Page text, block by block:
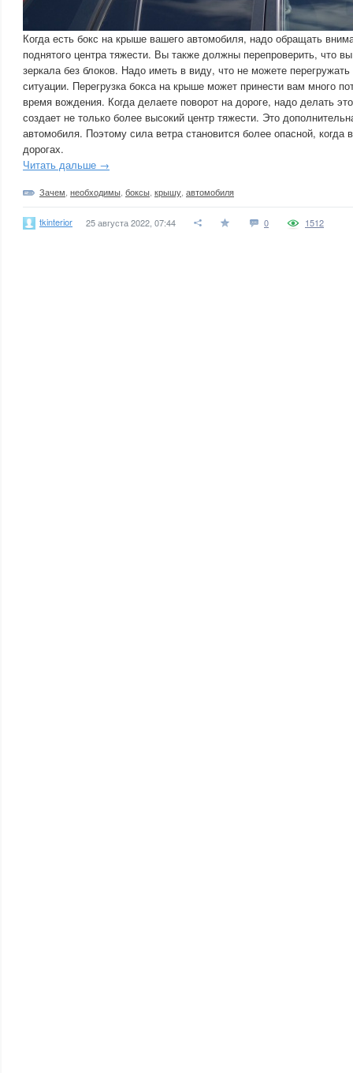
Когда есть бокс на крыше вашего автомобиля, надо обращать
поднятого центра тяжести. Вы также должны перепроверить, что
зеркала без блоков. Надо иметь в виду, что не можете
ситуации. Перегрузка бокса на крыше может принести вам много
время вождения. Когда делаете поворот на дороге, надо делать
создает не только более высокий центр тяжести. Это
автомобиля. Поэтому сила ветра становится более опасной, когда
дорогах.
Читать дальше →
Зачем необходимы боксы крышу автомобиля
tkinterior 25 августа 2022, 07:44 0 1512